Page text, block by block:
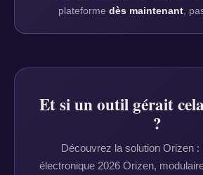
plateforme dès maintenant ,
Et si un outil gérait
?
Découvrez la solution Orizen :
électronique 2026 Orizen,